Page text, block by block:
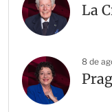
La
8 de